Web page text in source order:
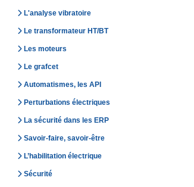
L'analyse vibratoire
Le transformateur HT/BT
Les moteurs
Le grafcet
Automatismes, les API
Perturbations électriques
La sécurité dans les ERP
Savoir-faire, savoir-être
L’habilitation électrique
Sécurité